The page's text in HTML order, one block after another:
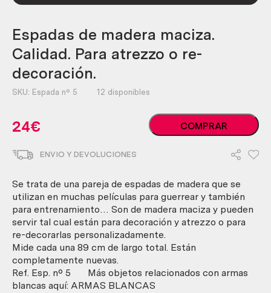
Espadas de madera maciza.
Calidad. Para atrezzo o re-
decoración.
SKU: Espada nº 5 12 disponibles
24€
Espadas
de
Para
atrezzo
o
re-
decoración.
cantidad
COMPRAR
ENVIO Y DEVOLUCIONES
Se trata de una pareja de espadas de madera que se
utilizan en muchas películas para guerrear y también
para entrenamiento… Son de madera maciza y pueden
servir tal cual están para decoración y atrezzo o para
re-decorarlas personalizadamente.
Mide cada una 89 cm de largo total. Están
completamente nuevas.
Ref. Esp. nº 5 Más objetos relacionados con armas
blancas aquí: ARMAS BLANCAS